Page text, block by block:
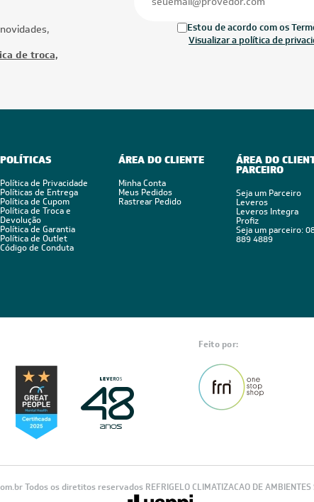
de troca,
Estou de acordo com os
Visualizar a política de
POLÍTICAS
Política de Privacidade
Políticas de Entrega
Política de Cupom
Política de Troca e
Devolução
Política de Garantia
Política de Outlet
Código de Conduta
ÁREA DO CLIENTE
Minha Conta
Meus Pedidos
Rastrear Pedido
ÁREA DO
PARCEIRO
Seja um Parceiro
Leveros
Leveros Integra
Profiz
Seja um parceiro:
889 4889
Feito por:
Todos os diretitos reservados REFRIGELO CLIMATIZACAO DE AMBIENTES